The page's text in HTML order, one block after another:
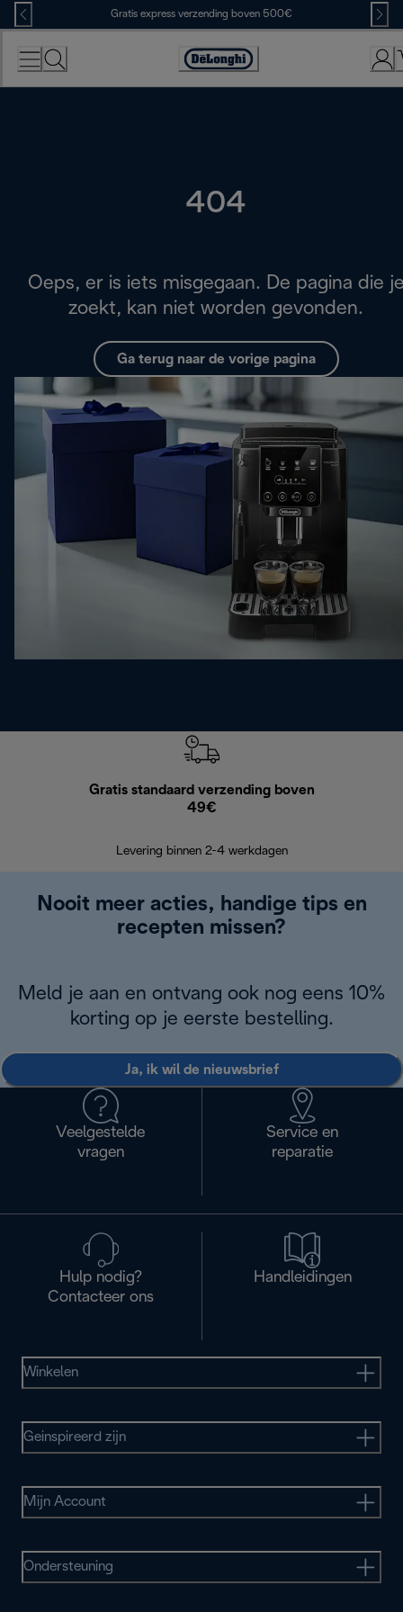
Skip
to
Content
Gratis express verzending boven 500€
Accessibility
Statement
404
Oeps, er is iets misgegaan. De pagina die
zoekt, kan niet worden gevonden.
Ga terug naar de vorige pagina
Gratis standaard verzending boven
49€
Levering binnen 2-4 werkdagen
Nooit meer acties, handige tips en
recepten missen?
Meld je aan en ontvang ook nog eens 10%
korting op je eerste bestelling.
Ja, ik wil de nieuwsbrief
Veelgestelde
vragen
Service en
reparatie
Hulp nodig?
Contacteer ons
Handleidingen
Winkelen
Geinspireerd zijn
Mijn Account
Ondersteuning